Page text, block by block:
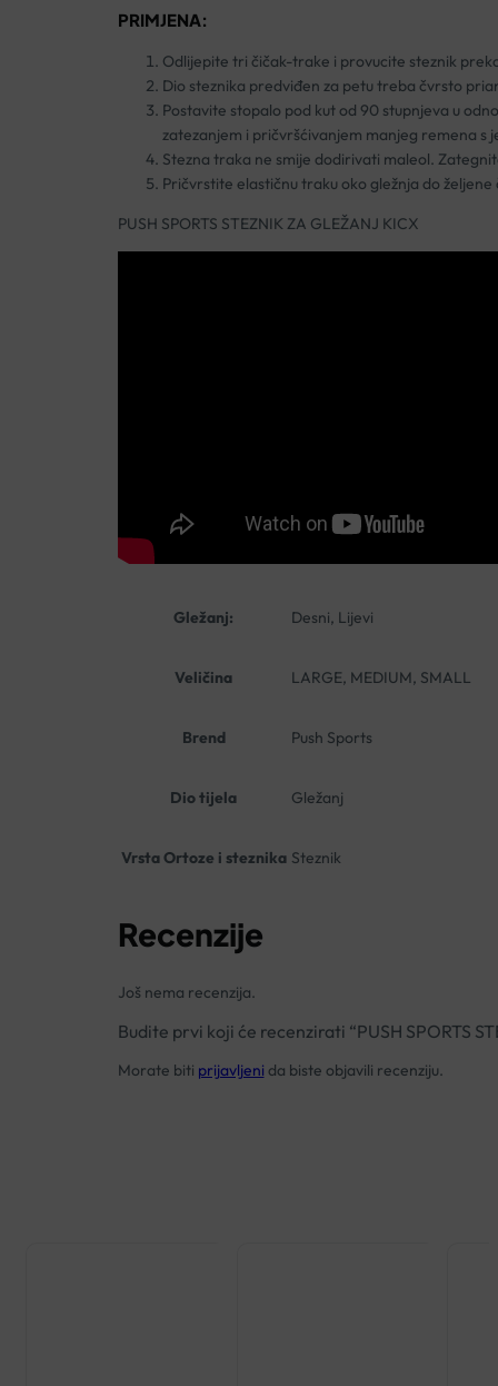
PRIMJENA:
Odlijepite tri čičak-trake i provucite steznik
Dio steznika predviđen za petu treba čvrsto
Postavite stopalo pod kut od 90 stupnjeva u
zatezanjem i pričvršćivanjem manjeg remena s
Stezna traka ne smije dodirivati maleol.
Pričvrstite elastičnu traku oko gležnja do željene
PUSH SPORTS STEZNIK ZA GLEŽANJ KICX
Gležanj: Desni, Lijevi
Veličina LARGE, MEDIUM, SMALL
Brend Push Sports
Dio tijela Gležanj
Vrsta Ortoze i steznika Steznik
Recenzije
Još nema recenzija.
Budite prvi koji će recenzirati “PUSH SPORTS
Morate biti prijavljeni da biste objavili recenziju.